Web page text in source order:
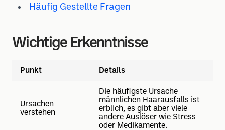
Häufig Gestellte Fragen
Wichtige Erkenntnisse
Punkt Details
Ursachen
verstehen
Die häufigste Ursache
männlichen Haarausfalls ist
erblich, es gibt aber viele
andere Auslöser wie Stress
oder Medikamente.